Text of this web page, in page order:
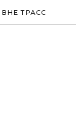
ВНЕ ТРАСС